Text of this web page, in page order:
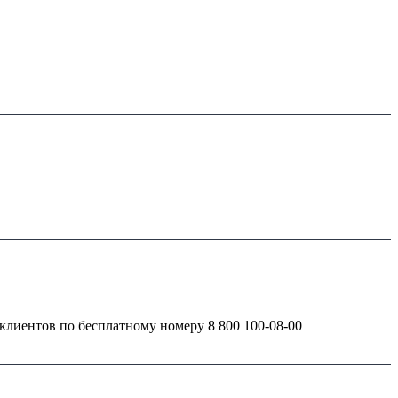
по бесплатному номеру 8 800 100-08-00